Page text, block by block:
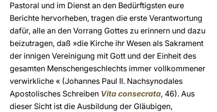
Pastoral und im Dienst an den Bedürftigsten eure
Berichte hervorheben, tragen die erste Verantwortung
dafür, alle an den Vorrang Gottes zu erinnern und dazu
beizutragen, daß »die Kirche ihr Wesen als Sakrament
der innigen Vereinigung mit Gott und der Einheit des
gesamten Menschengeschlechts immer vollkommener
verwirkliche « (Johannes Paul II. Nachsynodales
Apostolisches Schreiben Vita consecrata, 46). Aus
dieser Sicht ist die Ausbildung der Gläubigen,